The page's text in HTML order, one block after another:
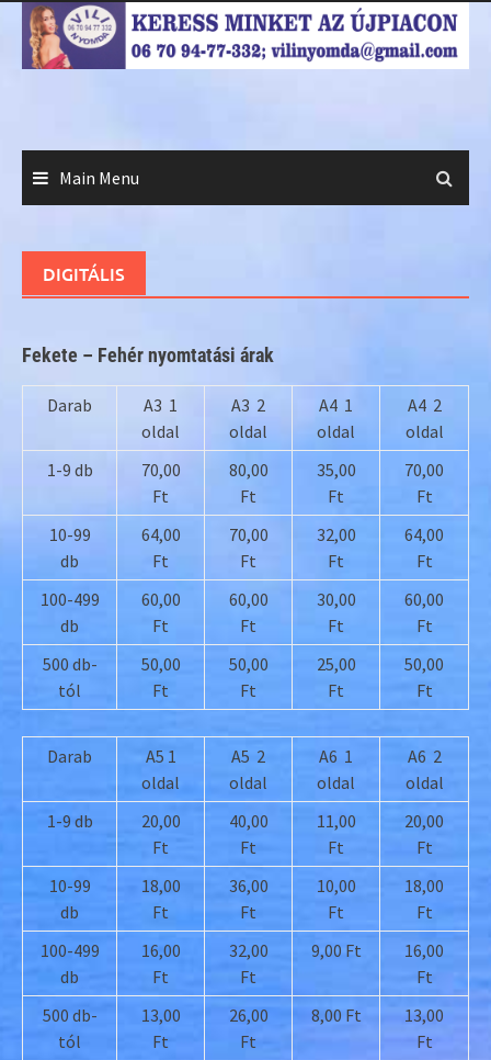
Skip
content
Main Menu
DIGITÁLIS
Fekete – Fehér nyomtatási árak
Darab
A3 1
oldal
A3 2
oldal
A4 1
oldal
A4 2
oldal
1-9 db
70,00
Ft
80,00
Ft
35,00
Ft
70,00
Ft
10-99
db
64,00
Ft
70,00
Ft
32,00
Ft
64,00
Ft
100-499
db
60,00
Ft
60,00
Ft
30,00
Ft
60,00
Ft
500 db-
tól
50,00
Ft
50,00
Ft
25,00
Ft
50,00
Ft
Darab
A5 1
oldal
A5 2
oldal
A6 1
oldal
A6 2
oldal
1-9 db
20,00
Ft
40,00
Ft
11,00
Ft
20,00
Ft
10-99
db
18,00
Ft
36,00
Ft
10,00
Ft
18,00
Ft
100-499
db
16,00
Ft
32,00
Ft
9,00 Ft
16,00
Ft
500 db-
tól
13,00
Ft
26,00
Ft
8,00 Ft
13,00
Ft